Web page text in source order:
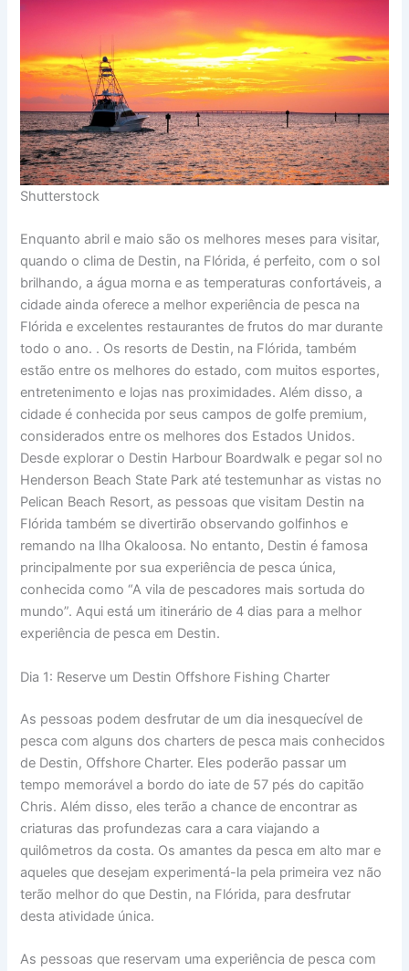
Shutterstock
Enquanto abril e maio são os melhores meses para visitar,
quando o clima de Destin, na Flórida, é perfeito, com o sol
brilhando, a água morna e as temperaturas confortáveis, a
cidade ainda oferece a melhor experiência de pesca na
Flórida e excelentes restaurantes de frutos do mar durante
todo o ano. . Os resorts de Destin, na Flórida, também
estão entre os melhores do estado, com muitos esportes,
entretenimento e lojas nas proximidades. Além disso, a
cidade é conhecida por seus campos de golfe premium,
considerados entre os melhores dos Estados Unidos.
Desde explorar o Destin Harbour Boardwalk e pegar sol no
Henderson Beach State Park até testemunhar as vistas no
Pelican Beach Resort, as pessoas que visitam Destin na
Flórida também se divertirão observando golfinhos e
remando na Ilha Okaloosa. No entanto, Destin é famosa
principalmente por sua experiência de pesca única,
conhecida como “A vila de pescadores mais sortuda do
mundo”. Aqui está um itinerário de 4 dias para a melhor
experiência de pesca em Destin.
Dia 1: Reserve um Destin Offshore Fishing Charter
As pessoas podem desfrutar de um dia inesquecível de
pesca com alguns dos charters de pesca mais conhecidos
de Destin, Offshore Charter. Eles poderão passar um
tempo memorável a bordo do iate de 57 pés do capitão
Chris. Além disso, eles terão a chance de encontrar as
criaturas das profundezas cara a cara viajando a
quilômetros da costa. Os amantes da pesca em alto mar e
aqueles que desejam experimentá-la pela primeira vez não
terão melhor do que Destin, na Flórida, para desfrutar
desta atividade única.
As pessoas que reservam uma experiência de pesca com